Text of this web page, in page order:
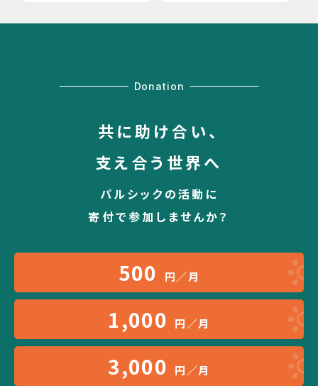
Donation
共に助け合い、
支え合う世界へ
パルシックの活動に
寄付で参加しませんか？
500 円／月
1,000 円／月
3,000 円／月